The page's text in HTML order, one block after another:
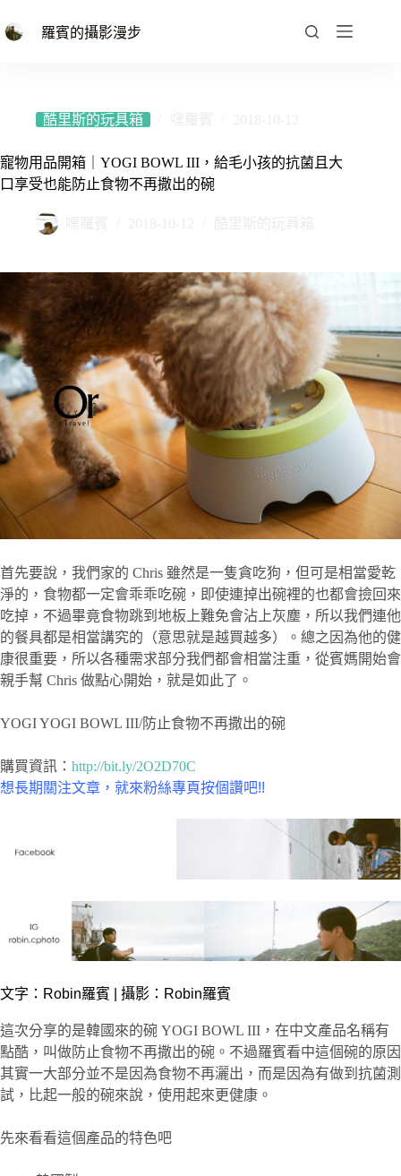
至
羅賓的攝影漫步
酷里斯的玩具箱
寵物用品開箱｜YOGI BOWL III，給毛小孩的抗菌且大
口享受也能防止食物不再撒出的碗
首先要說，我們家的 Chris 雖然是一隻貪吃狗，但可是相當愛乾
淨的，食物都一定會乖乖吃碗，即使連掉出碗裡的也都會撿回來
吃掉，不過畢竟食物跳到地板上難免會沾上灰塵，所以我們連他
的餐具都是相當講究的（意思就是越買越多）。總之因為他的健
康很重要，所以各種需求部分我們都會相當注重，從賓媽開始會
親手幫 Chris 做點心開始，就是如此了。
YOGI YOGI BOWL III/防止食物不再撒出的碗
購買資訊： http://bit.ly/2O2D70C
想長期關注文章，就來粉絲專頁按個讚吧!!
文字： Robin羅賓 | 攝影：Robin羅賓
這次分享的是韓國來的碗 YOGI BOWL III，在中文產品名稱有
點酷，叫做防止食物不再撒出的碗。不過羅賓看中這個碗的原因
其實一大部分並不是因為食物不再灑出，而是因為有做到抗菌測
試，比起一般的碗來說，使用起來更健康。
先來看看這個產品的特色吧